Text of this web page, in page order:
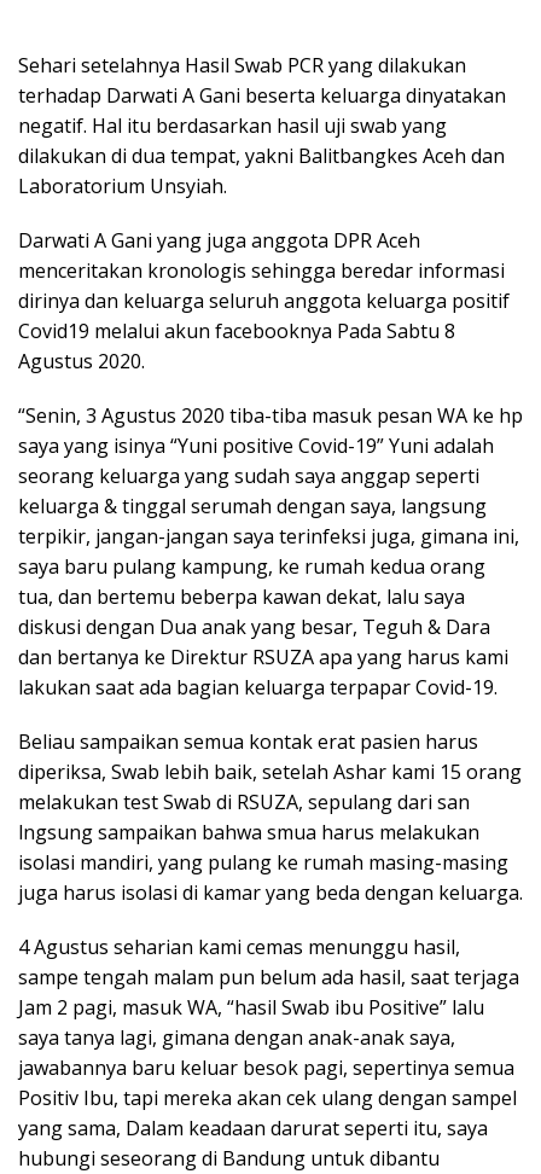
Sehari setelahnya Hasil Swab PCR yang dilakukan
terhadap Darwati A Gani beserta keluarga dinyatakan
negatif. Hal itu berdasarkan hasil uji swab yang
dilakukan di dua tempat, yakni Balitbangkes Aceh dan
Laboratorium Unsyiah.
Darwati A Gani yang juga anggota DPR Aceh
menceritakan kronologis sehingga beredar informasi
dirinya dan keluarga seluruh anggota keluarga positif
Covid19 melalui akun facebooknya Pada Sabtu 8
Agustus 2020.
“Senin, 3 Agustus 2020 tiba-tiba masuk pesan WA ke hp
saya yang isinya “Yuni positive Covid-19” Yuni adalah
seorang keluarga yang sudah saya anggap seperti
keluarga & tinggal serumah dengan saya, langsung
terpikir, jangan-jangan saya terinfeksi juga, gimana ini,
saya baru pulang kampung, ke rumah kedua orang
tua, dan bertemu beberpa kawan dekat, lalu saya
diskusi dengan Dua anak yang besar, Teguh & Dara
dan bertanya ke Direktur RSUZA apa yang harus kami
lakukan saat ada bagian keluarga terpapar Covid-19.
Beliau sampaikan semua kontak erat pasien harus
diperiksa, Swab lebih baik, setelah Ashar kami 15 orang
melakukan test Swab di RSUZA, sepulang dari san
lngsung sampaikan bahwa smua harus melakukan
isolasi mandiri, yang pulang ke rumah masing-masing
juga harus isolasi di kamar yang beda dengan keluarga.
4 Agustus seharian kami cemas menunggu hasil,
sampe tengah malam pun belum ada hasil, saat terjaga
Jam 2 pagi, masuk WA, “hasil Swab ibu Positive” lalu
saya tanya lagi, gimana dengan anak-anak saya,
jawabannya baru keluar besok pagi, sepertinya semua
Positiv Ibu, tapi mereka akan cek ulang dengan sampel
yang sama, Dalam keadaan darurat seperti itu, saya
hubungi seseorang di Bandung untuk dibantu